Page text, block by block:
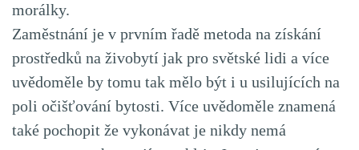
morálky.
Zaměstnání je v prvním řadě metoda na získání
prostředků na živobytí jak pro světské lidi a více
uvědoměle by tomu tak mělo být i u usilujících na
poli očišťování bytosti. Více uvědoměle znamená
také pochopit že vykonávat je nikdy nemá